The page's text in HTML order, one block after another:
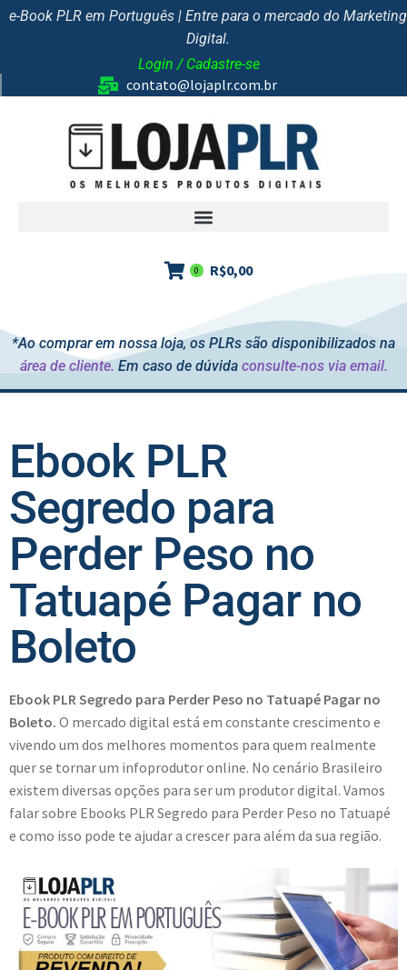
e-Book PLR em Português | Entre para o mercado do Marketing
Digital.
Login / Cadastre-se
contato@lojaplr.com.br
R$0,00
0
*Ao comprar em nossa loja, os PLRs são disponibilizados na
área de cliente. Em caso de dúvida consulte-nos via email.
Ebook PLR
Segredo para
Perder Peso no
Tatuapé Pagar no
Boleto
Ebook PLR Segredo para Perder Peso no Tatuapé Pagar no
Boleto. O mercado digital está em constante crescimento e
vivendo um dos melhores momentos para quem realmente
quer se tornar um infoprodutor online. No cenário Brasileiro
existem diversas opções para ser um produtor digital. Vamos
falar sobre Ebooks PLR Segredo para Perder Peso no Tatuapé
e como isso pode te ajudar a crescer para além da sua região.